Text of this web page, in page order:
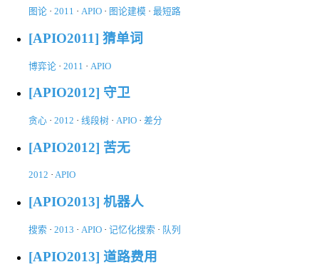
图论 · 2011 · APIO · 图论建模 · 最短路
[APIO2011] 猜单词
博弈论 · 2011 · APIO
[APIO2012] 守卫
贪心 · 2012 · 线段树 · APIO · 差分
[APIO2012] 苦无
2012 · APIO
[APIO2013] 机器人
搜索 · 2013 · APIO · 记忆化搜索 · 队列
[APIO2013] 道路费用